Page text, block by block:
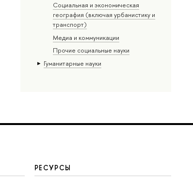
Социальная и экономическая
география (включая урбанистику и
транспорт)
Медиа и коммуникации
Прочие социальные науки
Гуманитарные науки
РЕСУРСЫ